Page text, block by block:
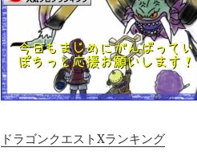
ドラゴンクエストXランキング